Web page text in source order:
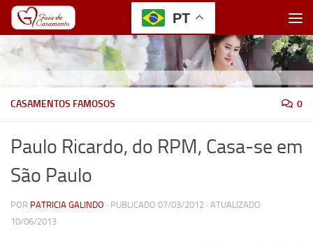
Skip to content
CASAMENTOS FAMOSOS 0
Paulo Ricardo, do RPM, Casa-se em
São Paulo
POR PATRICIA GALINDO · PUBLICADO 07/03/2012 · ATUALIZADO
10/06/2013
PT